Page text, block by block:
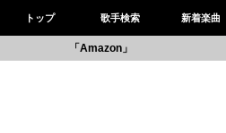
トップ 歌手検索 新着楽曲
「Amazon」